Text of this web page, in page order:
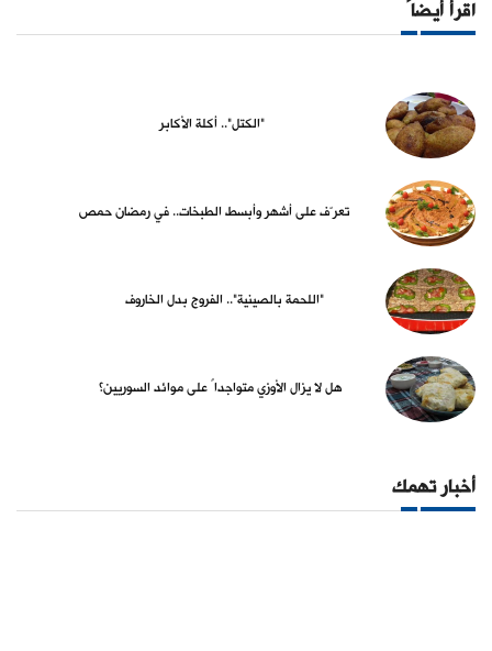
اقرأ أيضاً
"الكتل".. أكلة الأكابر
تعرّف على أشهر وأبسط الطبخات.. في رمضان حمص
"اللحمة بالصينية".. الفروج بدل الخاروف
هل لا يزال الأوزي متواجداً على موائد السوريين؟
أخبار تهمك